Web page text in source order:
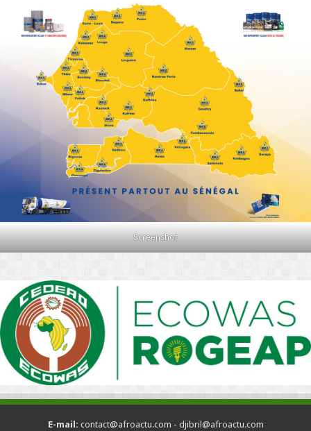
Screenshot
E-mail: contact@afroactu.com - djibril@afroactu.com